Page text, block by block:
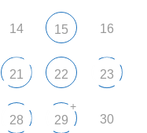
14 15 16
21 22 23
28 29
+
30